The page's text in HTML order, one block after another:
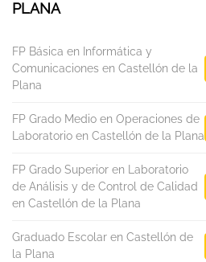
PLANA
FP Básica en Informática y
Comunicaciones en Castellón de la
Plana
FP Grado Medio en Operaciones de
Laboratorio en Castellón de la Plana
FP Grado Superior en Laboratorio
de Análisis y de Control de Calidad
en Castellón de la Plana
Graduado Escolar en Castellón de
la Plana